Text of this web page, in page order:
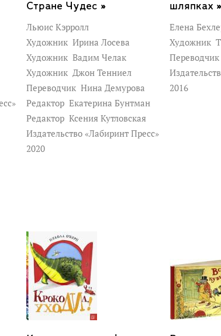
Стране Чудес »
Льюис Кэрролл
Художник Ирина Лосева
Художник Вадим Челак
Художник Джон Тенниел
Переводчик Нина Демурова
Редактор Екатерина Бунтман
Редактор Ксения Кутловская
Издательство «Лабиринт Пресс»
2020
шляпках »
Елена
Художник
Переводчик
2016